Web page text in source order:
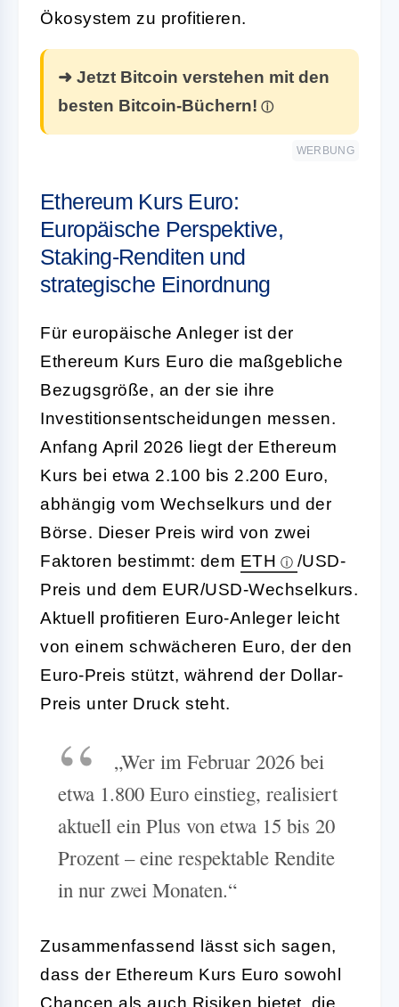
Ökosystem zu profitieren.
➜ Jetzt Bitcoin verstehen mit den
besten Bitcoin-Büchern!
WERBUNG
Ethereum Kurs Euro:
Europäische Perspektive,
Staking-Renditen und
strategische Einordnung
Für europäische Anleger ist der
Ethereum Kurs Euro die maßgebliche
Bezugsgröße, an der sie ihre
Investitionsentscheidungen messen.
Anfang April 2026 liegt der Ethereum
Kurs bei etwa 2.100 bis 2.200 Euro,
abhängig vom Wechselkurs und der
Börse. Dieser Preis wird von zwei
Faktoren bestimmt: dem ETH
/USD-
Preis und dem EUR/USD-Wechselkurs.
Aktuell profitieren Euro-Anleger leicht
von einem schwächeren Euro, der den
Euro-Preis stützt, während der Dollar-
Preis unter Druck steht.
„Wer im Februar 2026 bei
etwa 1.800 Euro einstieg, realisiert
aktuell ein Plus von etwa 15 bis 20
Prozent – eine respektable Rendite
in nur zwei Monaten.“
Zusammenfassend lässt sich sagen,
dass der Ethereum Kurs Euro sowohl
Chancen als auch Risiken bietet, die